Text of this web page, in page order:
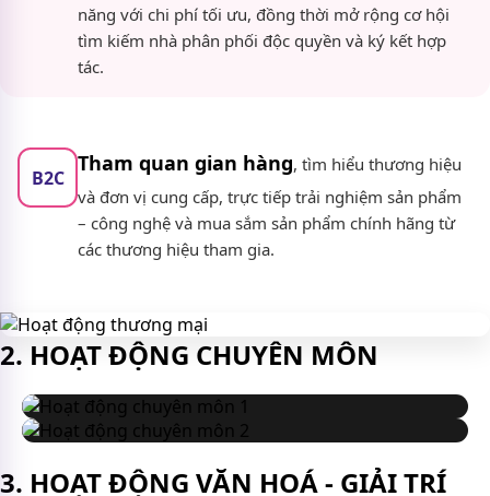
năng với chi phí tối ưu, đồng thời mở rộng cơ hội
tìm kiếm nhà phân phối độc quyền và ký kết hợp
tác.
B2C
Tham quan gian hàng, tìm hiểu thương hiệu
và đơn vị cung cấp, trực tiếp trải nghiệm sản phẩm
– công nghệ và mua sắm sản phẩm chính hãng từ
các thương hiệu tham gia.
2. HOẠT ĐỘNG CHUYÊN MÔN
HỘI THẢO MARKETING & XÂY DỰNG
3. HOẠT ĐỘNG VĂN HOÁ - GIẢI TRÍ